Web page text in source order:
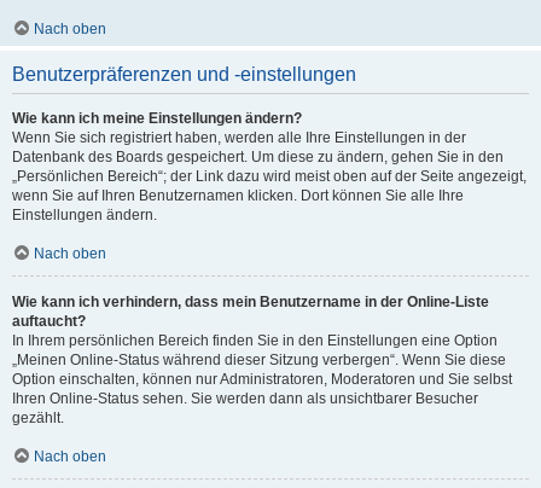
Nach oben
Benutzerpräferenzen und -einstellungen
Wie kann ich meine Einstellungen ändern?
Wenn Sie sich registriert haben, werden alle Ihre Einstellungen in der
Datenbank des Boards gespeichert. Um diese zu ändern, gehen Sie in den
„Persönlichen Bereich“; der Link dazu wird meist oben auf der Seite angezeigt,
wenn Sie auf Ihren Benutzernamen klicken. Dort können Sie alle Ihre
Einstellungen ändern.
Nach oben
Wie kann ich verhindern, dass mein Benutzername in der Online-Liste
auftaucht?
In Ihrem persönlichen Bereich finden Sie in den Einstellungen eine Option
„Meinen Online-Status während dieser Sitzung verbergen“. Wenn Sie diese
Option einschalten, können nur Administratoren, Moderatoren und Sie selbst
Ihren Online-Status sehen. Sie werden dann als unsichtbarer Besucher
gezählt.
Nach oben